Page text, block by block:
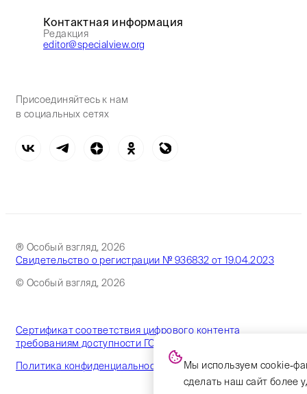
Контактная информация
Редакция
editor@specialview.org
Присоединяйтесь к нам
в социальных сетях
® Особый взгляд, 2026
Свидетельство о регистрации № 936832 от 19.04.2023
© Особый взгляд, 2026
Сертификат соответствия цифрового контента
требованиям доступности ГОСТ
Политика конфиденциальности
Мы используем cookie-
сделать наш сайт более